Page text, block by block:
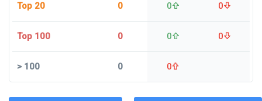
Top 20 0 0 0
Top 100 0 0 0
>100 0 0